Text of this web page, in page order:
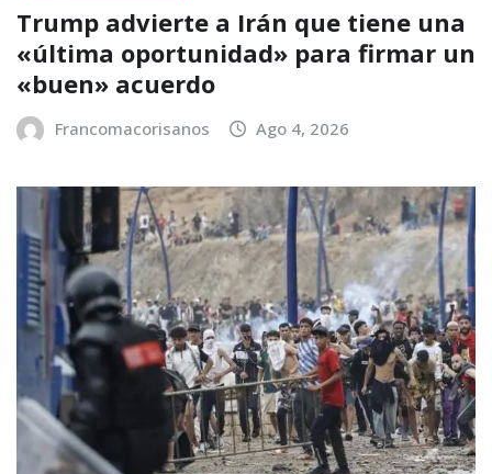
Trump advierte a Irán que tiene una
«última oportunidad» para firmar un
«buen» acuerdo
Francomacorisanos Ago 4, 2026